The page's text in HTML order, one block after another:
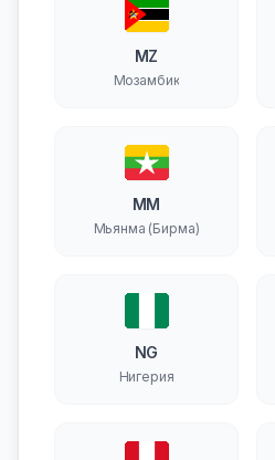
MZ
Мозамбик
MM
Мьянма (Бирма)
NG
Нигерия